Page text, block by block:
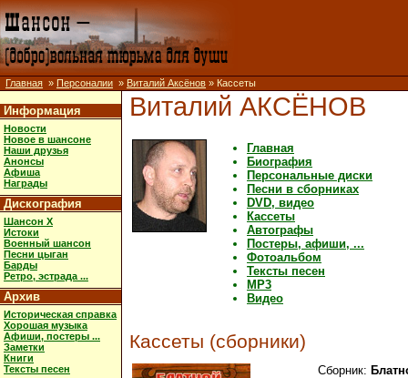
Главная » Персоналии » Виталий Аксёнов » Кассеты
Информация
Новости
Новое в шансоне
Наши друзья
Анонсы
Афиша
Награды
Дискография
Шансон X
Истоки
Военный шансон
Песни цыган
Барды
Ретро, эстрада ...
Архив
Историческая справка
Хорошая музыка
Афиши, постеры ...
Заметки
Книги
Тексты песен
Виталий АКСЁНОВ
Главная
Биография
Персональные диски
Песни в сборниках
DVD, видео
Кассеты
Автографы
Постеры, афиши, ...
Фотоальбом
Тексты песен
MP3
Видео
Кассеты (сборники)
Сборник: